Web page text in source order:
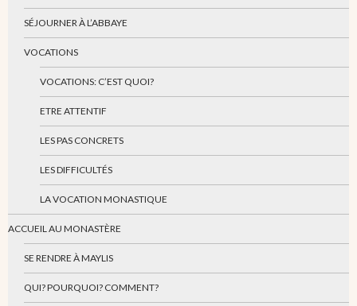
SÉJOURNER À L’ABBAYE
VOCATIONS
VOCATIONS: C’EST QUOI?
ETRE ATTENTIF
LES PAS CONCRETS
LES DIFFICULTÉS
LA VOCATION MONASTIQUE
ACCUEIL AU MONASTÈRE
SE RENDRE À MAYLIS
QUI? POURQUOI? COMMENT?